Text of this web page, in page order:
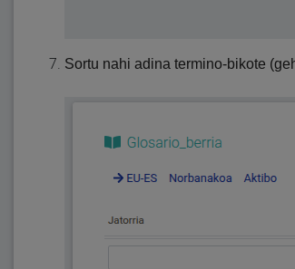
Sortu nahi adina termino-bikote